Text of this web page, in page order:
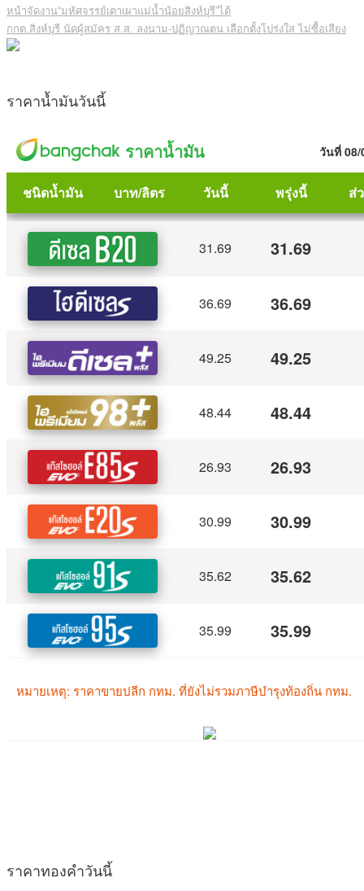
หน้าจัดงาน“มหัศจรรย์เตาเผาแม่น้ำน้อยสิงห์บุรี”ได้
กกต.สิงห์บุรี นัดผู้สมัคร ส.ส. ลงนาม-ปฏิญาณตน เลือกตั้งโปร่งใส ไม่ซื้อเสียง
ราคาน้ำมันวันนี้
ราคาทองคำวันนี้